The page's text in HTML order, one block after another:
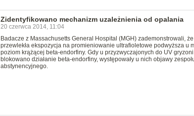
Zidentyfikowano mechanizm uzależnienia od opalania
20 czerwca 2014, 11:04
Badacze z Massachusetts General Hospital (MGH) zademonstrowali, że
przewlekła ekspozycja na promieniowanie ultrafioletowe podwyższa u
poziom krążącej beta-endorfiny. Gdy u przyzwyczajonych do UV gryzoni
blokowano działanie beta-endorfiny, występowały u nich objawy
abstynencyjnego.